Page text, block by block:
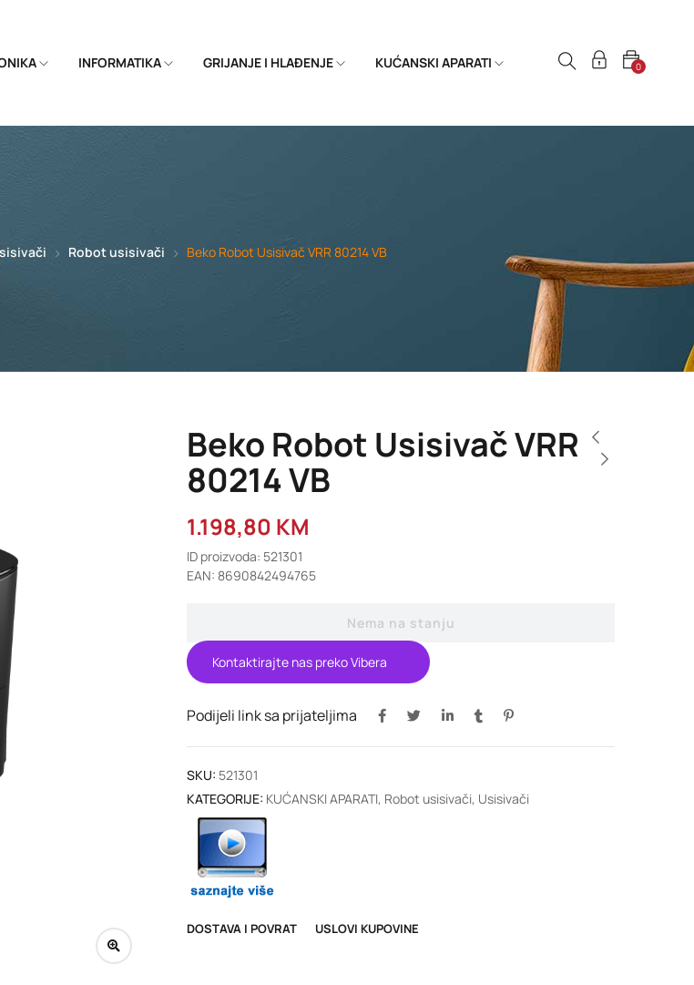
INFORMATIKA GRIJANJE I HLAĐENJE KUĆANSKI APARATI 0
Robot usisivači Beko Robot Usisivač VRR 80214 VB
Beko Robot Usisivač VRR
80214 VB
1.198,80 KM
ID proizvoda: 521301
EAN: 8690842494765
Nema na stanju
Kontaktirajte nas preko Vibera
Podijeli link sa prijateljima
SKU: 521301
KATEGORIJE: KUĆANSKI APARATI, Robot usisivači, Usisivači
DOSTAVA I POVRAT USLOVI KUPOVINE